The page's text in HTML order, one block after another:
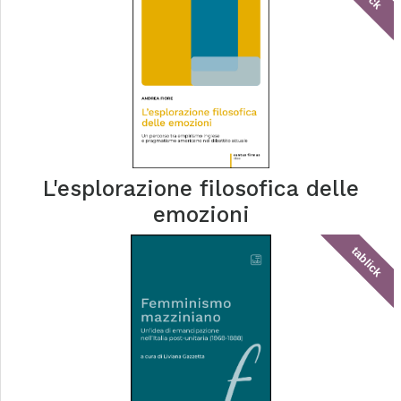
L'esplorazione filosofica delle
emozioni
tablick